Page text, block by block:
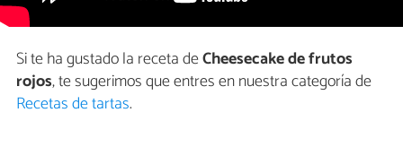
Si te ha gustado la receta deCheesecake de frutos
rojos, te sugerimos que entres en nuestra categoría de
Recetas de tartas.